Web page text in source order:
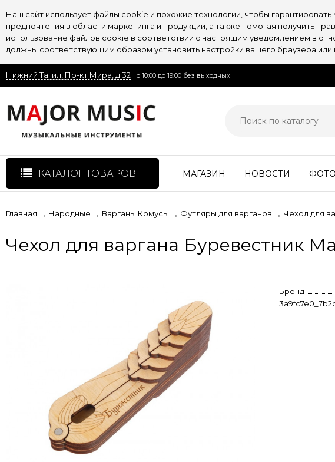
Наш сайт использует файлы cookie и похожие технологии, чтобы
предпочтения в области маркетинга и продукции, а также помогая получить
использование файлов cookie в соответствии с настоящим уведомлением в
должны соответствующим образом установить настройки вашего браузера или
Нижний Тагил, Пр-кт Мира, д.32 с 10:00 до 19:00 без выходных
КАТАЛОГ ТОВАРОВ МАГАЗИН НОВОСТИ ФОТО
Главная → Народные → Варганы Комусы → Футляры для варганов → Чехол для
Чехол для варгана Буревестник
Бренд